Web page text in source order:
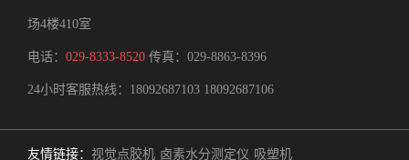
场4楼410室
电话： 029-8333-8520 传真：029-8863-8396
24小时客服热线： 18092687103 18092687106
友情链接： 视觉点胶机 卤素水分测定仪 吸塑机